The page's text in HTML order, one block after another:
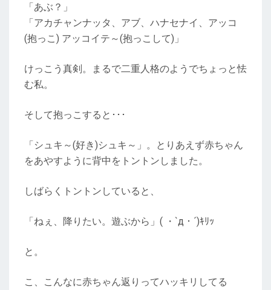
「あぶ？」
「アカチャンナッタ、アブ、ハナセナイ、アッコ
(抱っこ) アッコイテ～(抱っこして)」
けっこう真剣。まるで二重人格のようでちょっと怯
む私。
そして抱っこすると･･･
「シュキ～(好き)シュキ～」。とりあえず赤ちゃん
をあやすように背中をトントンしました。
しばらくトントンしていると、
「ねぇ、降りたい。遊ぶから」( ・`д・´)ｷﾘｯ
と。
こ、こんなに赤ちゃん返りってハッキリしてる